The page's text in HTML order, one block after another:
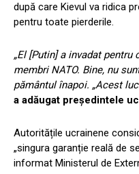
după care Kievul va ridica
pentru toate pierderile.
„El [Putin] a invadat
membri NATO. Bine, nu
pământul înapoi. „Acest
a adăugat președintele
Autoritățile ucrainene
„singura garanție reală de
informat Ministerul de